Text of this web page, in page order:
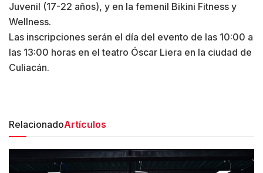
Juvenil (17-22 años), y en la femenil Bikini Fitness y
Wellness.
Las inscripciones serán el día del evento de las 10:00 a
las 13:00 horas en el teatro Óscar Liera en la ciudad de
Culiacán.
RelacionadoArtículos